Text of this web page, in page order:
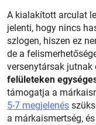
A kialakított arculat
jelenti, hogy nincs
szlogen, hiszen ez
de a
versenytársak jutnak
felületeken
támogatja a
5-7 megjelenés
a márkaismertség,